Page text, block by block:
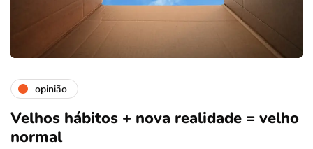
opinião
Velhos hábitos + nova realidade = velho
normal